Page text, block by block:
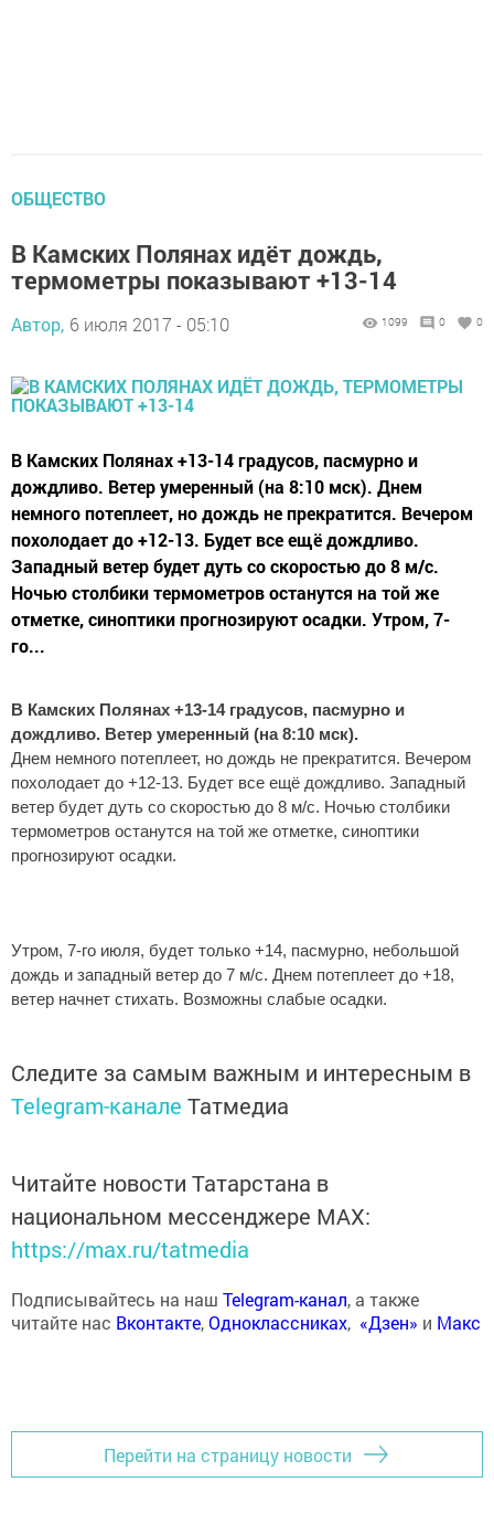
ОБЩЕСТВО
В Камских Полянах идёт дождь,
термометры показывают +13-14
Автор, 6 июля 2017 - 05:10 1099 0 0
В Камских Полянах +13-14 градусов, пасмурно и
дождливо. Ветер умеренный (на 8:10 мск). Днем
немного потеплеет, но дождь не прекратится. Вечером
похолодает до +12-13. Будет все ещё дождливо.
Западный ветер будет дуть со скоростью до 8 м/с.
Ночью столбики термометров останутся на той же
отметке, синоптики прогнозируют осадки. Утром, 7-
го...
В Камских Полянах +13-14 градусов, пасмурно и
дождливо. Ветер умеренный (на 8:10 мск).
Днем немного потеплеет, но дождь не прекратится. Вечером
похолодает до +12-13. Будет все ещё дождливо. Западный
ветер будет дуть со скоростью до 8 м/с. Ночью столбики
термометров останутся на той же отметке, синоптики
прогнозируют осадки.
Утром, 7-го июля, будет только +14, пасмурно, небольшой
дождь и западный ветер до 7 м/с. Днем потеплеет до +18,
ветер начнет стихать. Возможны слабые осадки.
Следите за самым важным и интересным в
Telegram-канале Татмедиа
Читайте новости Татарстана в
национальном мессенджере MАХ:
https://max.ru/tatmedia
Подписывайтесь на наш Telegram-канал, а также
читайте нас Вконтакте,Одноклассниках, «Дзен» и Макс
Перейти на страницу новости